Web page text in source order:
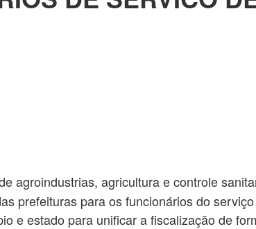
agroindustrias, agricultura e controle
prefeituras para os funcionários do
e estado para unificar a fiscalização de